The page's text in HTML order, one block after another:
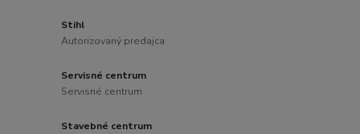
Stihl
Autorizovaný predajca
Servisné centrum
Servisné centrum
Stavebné centrum